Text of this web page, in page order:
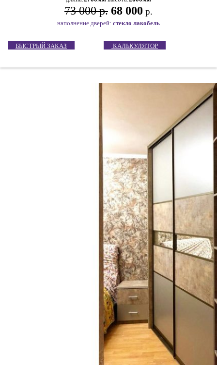
73 000 р. 68 000 р.
наполнение дверей: стекло лакобель
БЫСТРЫЙ ЗАКАЗ КАЛЬКУЛЯТОР